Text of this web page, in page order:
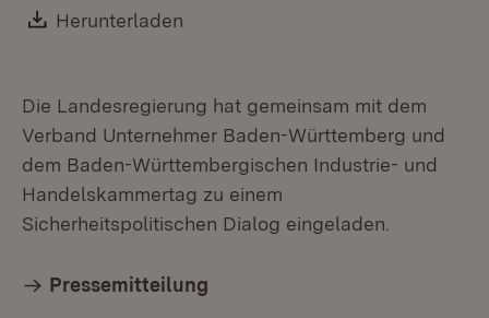
Download:
Herunterladen
Die Landesregierung hat gemeinsam mit dem
Verband Unternehmer Baden-Württemberg und
dem Baden-Württembergischen Industrie- und
Handelskammertag zu einem
Sicherheitspolitischen Dialog eingeladen.
Pressemitteilung